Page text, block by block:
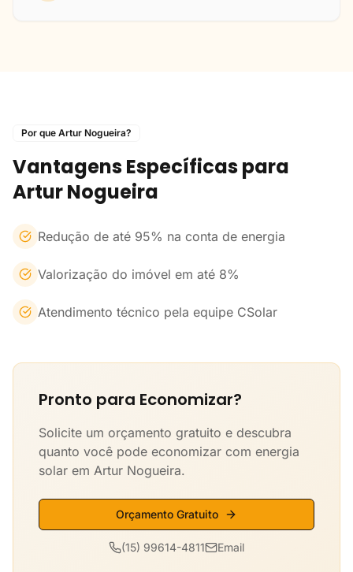
Por que Artur Nogueira?
Vantagens Específicas para
Artur Nogueira
Redução de até 95% na conta de energia
Valorização do imóvel em até 8%
Atendimento técnico pela equipe CSolar
Pronto para Economizar?
Solicite um orçamento gratuito e descubra
quanto você pode economizar com energia
solar em Artur Nogueira.
Orçamento Gratuito
(15) 99614-4811 Email